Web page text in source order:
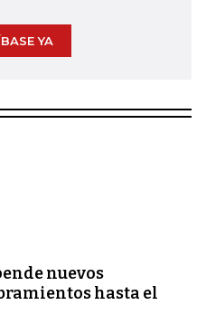
YA
nuevos
hasta el